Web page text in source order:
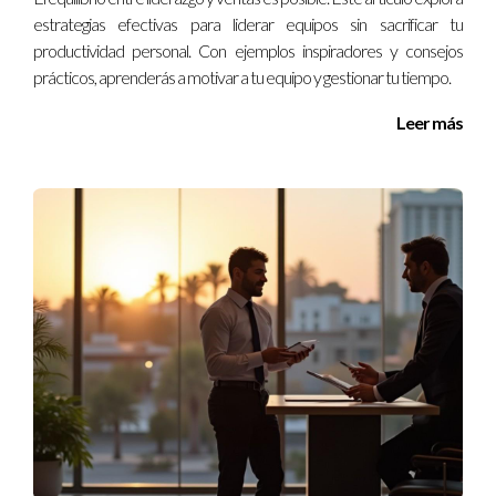
aumento notable en la satisfacción laboral y retención del
personal.
Estudios de Caso Inspiradores
Para ilustrar cómo aplicar estas estrategias en la práctica, aquí
liderazgo estructurado al construir equipos productivos
desde cero en Florida. 1. **Startup Tecnológica en Miami**:
Como mencionamos anteriormente, esta empresa
implementó reuniones semanales para mejorar la
comunicación y fomentar la colaboración interdepartamental.
Al hacerlo, no solo aumentaron su productividad, sino que
también crearon un ambiente laboral más positivo. 2.
**Agencia de Marketing en Orlando**: Esta agencia decidió
diversificar su equipo al contratar personas con diferentes
antecedentes culturales y profesionales. Su enfoque
estrategias efectivas para liderar equipos sin sacrificar tu
productividad personal. Con ejemplos inspiradores y consejos
prácticos, aprenderás a motivar a tu equipo y gestionar tu tiempo.
Leer más